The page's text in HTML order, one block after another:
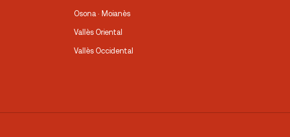
Osona · Moianès
Vallès Oriental
Vallès Occidental